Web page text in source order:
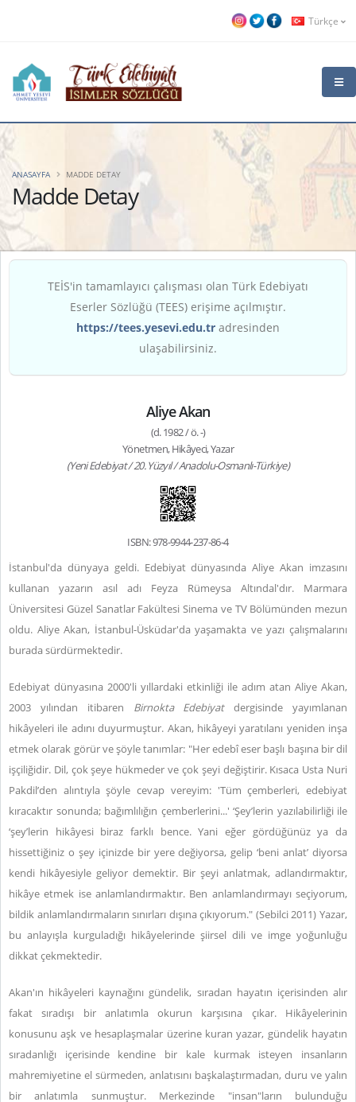
Türkçe
Madde Detay
ANASAYFA MADDE DETAY
TEİS'in tamamlayıcı çalışması olan Türk Edebiyatı
Eserler Sözlüğü (TEES) erişime açılmıştır.
https://tees.yesevi.edu.tr adresinden
ulaşabilirsiniz.
Aliye Akan
(d. 1982 / ö. -)
Yönetmen, Hikâyeci, Yazar
(Yeni Edebiyat / 20. Yüzyıl / Anadolu-Osmanlı-Türkiye)
ISBN: 978-9944-237-86-4
İstanbul'da dünyaya geldi. Edebiyat dünyasında Aliye Akan imzasını
kullanan yazarın asıl adı Feyza Rümeysa Altındal'dır. Marmara
Üniversitesi Güzel Sanatlar Fakültesi Sinema ve TV Bölümünden mezun
oldu. Aliye Akan, İstanbul-Üsküdar'da yaşamakta ve yazı çalışmalarını
burada sürdürmektedir.
Edebiyat dünyasına 2000'li yıllardaki etkinliği ile adım atan Aliye Akan,
2003 yılından itibaren Birnokta Edebiyatdergisinde yayımlanan
hikâyeleri ile adını duyurmuştur. Akan, hikâyeyi yaratılanı yeniden inşa
etmek olarak görür ve şöyle tanımlar: "Her edebî eser başlı başına bir dil
işçiliğidir. Dil, çok şeye hükmeder ve çok şeyi değiştirir. Kısaca Usta Nuri
Pakdil’den alıntıyla şöyle cevap vereyim: 'Tüm çemberleri, edebiyat
kıracaktır sonunda; bağımlılığın çemberlerini...' ‘Şey’lerin yazılabilirliği ile
‘şey’lerin hikâyesi biraz farklı bence. Yani eğer gördüğünüz ya da
hissettiğiniz o şey içinizde bir yere değiyorsa, gelip ‘beni anlat’ diyorsa
kendi hikâyesiyle geliyor demektir. Bir şeyi anlatmak, adlandırmaktır,
hikâye etmek ise anlamlandırmaktır. Ben anlamlandırmayı seçiyorum,
bildik anlamlandırmaların sınırları dışına çıkıyorum." (Sebilci 2011) Yazar,
bu anlayışla kurguladığı hikâyelerinde şiirsel dili ve imge yoğunluğu
dikkat çekmektedir.
Akan'ın hikâyeleri kaynağını gündelik, sıradan hayatın içerisinden alır
fakat sıradışı bir anlatımla okurun karşısına çıkar. Hikâyelerinin
konusunu aşk ve hesaplaşmalar üzerine kuran yazar, gündelik hayatın
sıradanlığı içerisinde kendine bir kale kurmak isteyen insanların
mahremiyetine el sürmeden, anlatısını başkalaştırmadan, duru ve yalın
bir anlatımla sunmuştur. Merkezinde "insan"ların bulunduğu